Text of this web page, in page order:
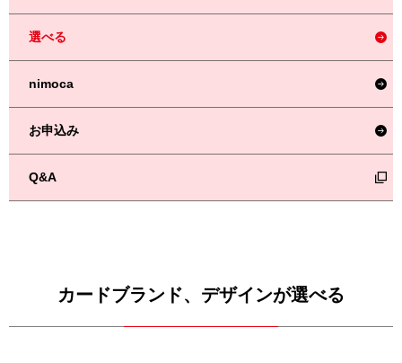
選べる
nimoca
お申込み
Q&A
カードブランド、デザインが選べる